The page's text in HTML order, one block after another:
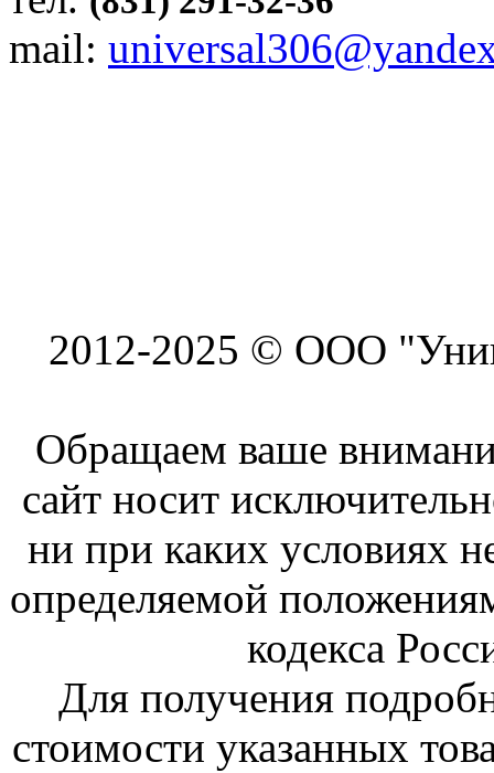
mail:
2012-2025 © ООО
Обращаем ваше
сайт носит
ни при каких условиях
определяемой
кодекса
Для получения
стоимости указанных